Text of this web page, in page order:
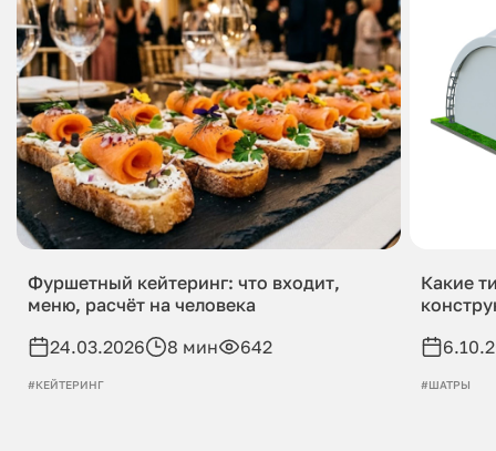
Фуршетный кейтеринг: что входит,
меню, расчёт на человека
24.03.2026
8 мин 642
#КЕЙТЕРИНГ
Какие
#ШАТРЫ